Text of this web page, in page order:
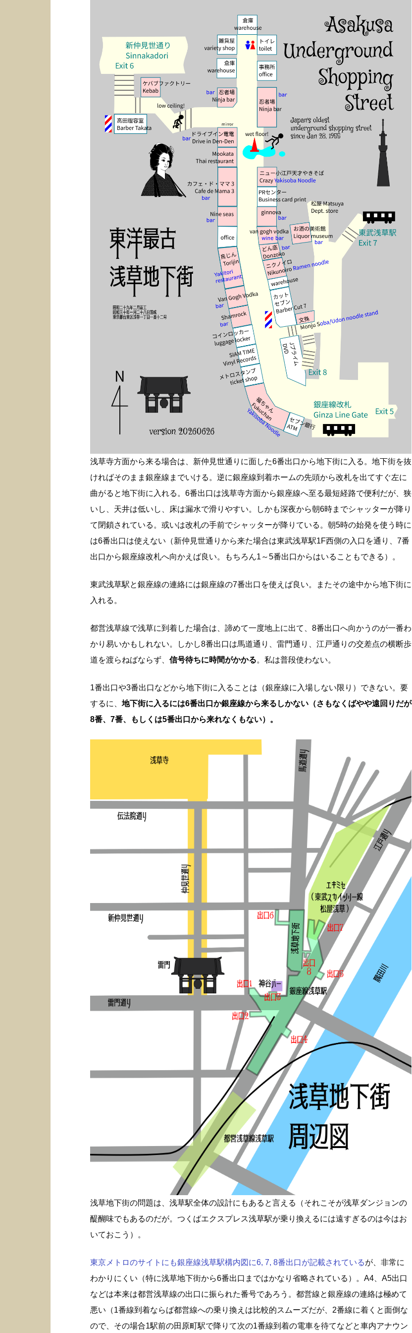
浅草寺方面から来る場合は、新仲見世通りに面した6番出口から地下街に入る。地下街を抜
ければそのまま銀座線までいける。逆に銀座線到着ホームの先頭から改札を出てすぐ左に
曲がると地下街に入れる。6番出口は浅草寺方面から銀座線へ至る最短経路で便利だが、狭
いし、天井は低いし、床は漏水で滑りやすい。しかも深夜から朝6時までシャッターが降り
て閉鎖されている。或いは改札の手前でシャッターが降りている。朝5時の始発を使う時に
は6番出口は使えない（新仲見世通りから来た場合は東武浅草駅1F西側の入口を通り、7番
出口から銀座線改札へ向かえば良い。もちろん1～5番出口からはいることもできる）。
東武浅草駅と銀座線の連絡には銀座線の7番出口を使えば良い。またその途中から地下街に
入れる。
都営浅草線で浅草に到着した場合は、諦めて一度地上に出て、8番出口へ向かうのが一番わ
かり易いかもしれない。しかし8番出口は馬道通り、雷門通り、江戸通りの交差点の横断歩
道を渡らねばならず、 信号待ちに時間がかかる。私は普段使わない。
1番出口や3番出口などから地下街に入ることは（銀座線に入場しない限り）できない。要
するに、 地下街に入るには6番出口か銀座線から来るしかない（さもなくばやや遠回りだが
8番、7番、もしくは5番出口から来れなくもない）。
浅草地下街の問題は、浅草駅全体の設計にもあると言える（それこそが浅草ダンジョンの
醍醐味でもあるのだが。つくばエクスプレス浅草駅が乗り換えるには遠すぎるのは今はお
いておこう）。
東京メトロのサイトにも銀座線浅草駅構内図に6, 7, 8番出口が記載されているが、非常に
わかりにくい（特に浅草地下街から6番出口まではかなり省略されている）。A4、A5出口
などは本来は都営浅草線の出口に振られた番号であろう。都営線と銀座線の連絡は極めて
悪い（1番線到着ならば都営線への乗り換えは比較的スムーズだが、2番線に着くと面倒な
ので、その場合1駅前の田原町駅で降りて次の1番線到着の電車を待てなどと車内アナウン